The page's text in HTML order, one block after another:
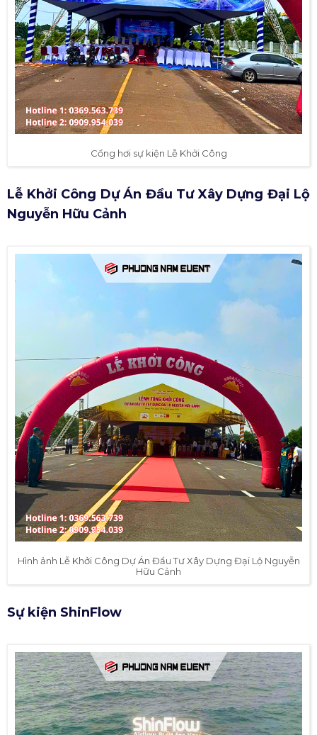
Cổng hơi sự kiện Lễ Khởi Công
Lễ Khởi Công Dự Án Đầu Tư Xây Dựng Đại Lộ
Nguyễn Hữu Cảnh
Hình ảnh Lễ Khởi Công Dự Án Đầu Tư Xây Dựng Đại Lộ Nguyễn
Hữu Cảnh
Sự kiện ShinFlow